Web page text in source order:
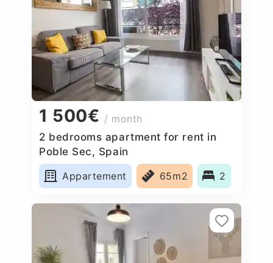
1 500€ / month
2 bedrooms apartment for rent in
Poble Sec, Spain
Appartement
65m2 2